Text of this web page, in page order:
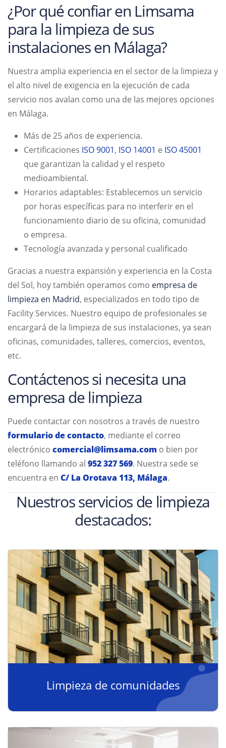
¿Por qué confiar en Limsama
para la limpieza de sus
instalaciones en Málaga?
Nuestra amplia experiencia en el sector de la limpieza y
el alto nivel de exigencia en la ejecución de cada
servicio nos avalan como una de las mejores opciones
en Málaga.
Más de 25 años de experiencia.
Certificaciones ISO 9001, ISO 14001 e ISO 45001
que garantizan la calidad y el respeto
medioambiental.
Horarios adaptables: Establecemos un servicio
por horas específicas para no interferir en el
funcionamiento diario de su oficina, comunidad
o empresa.
Tecnología avanzada y personal cualificado
Gracias a nuestra expansión y experiencia en la Costa
del Sol, hoy también operamos como empresa de
limpieza en Madrid, especializados en todo tipo de
Facility Services. Nuestro equipo de profesionales se
encargará de la limpieza de sus instalaciones, ya sean
oficinas, comunidades, talleres, comercios, eventos,
etc.
Contáctenos si necesita una
empresa de limpieza
Puede contactar con nosotros a través de nuestro
formulario de contacto, mediante el correo
electrónico comercial@limsama.com o bien por
teléfono llamando al 952 327 569. Nuestra sede se
encuentra en C/ La Orotava 113, Málaga.
Nuestros servicios de limpieza
destacados:
Limpieza de comunidades